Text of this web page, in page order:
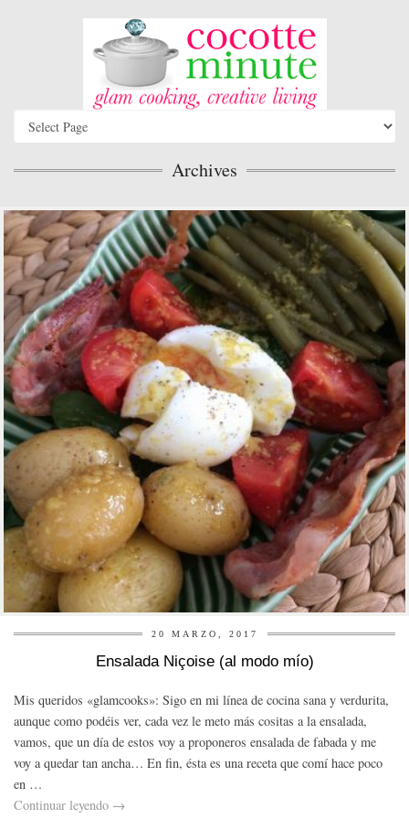
Archives
20 MARZO, 2017
Ensalada Niçoise (al modo mío)
Mis queridos «glamcooks»: Sigo en mi línea de cocina sana y verdurita,
aunque como podéis ver, cada vez le meto más cositas a la ensalada,
vamos, que un día de estos voy a proponeros ensalada de fabada y me
voy a quedar tan ancha… En fin, ésta es una receta que comí hace poco
en …
Continuar leyendo →